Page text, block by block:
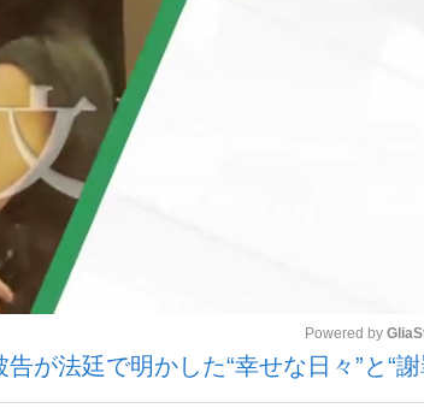
かした日本代表監督に...
凌輝 #高市早苗 #後藤真希
和田武
Mute
Powered by
が法廷で明かした“幸せな日々”と“謝